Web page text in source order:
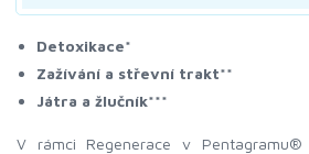
Detoxikace*
Zažívání a střevní trakt**
Játra a žlučník***
V rámci Regenerace v Pentagramu®